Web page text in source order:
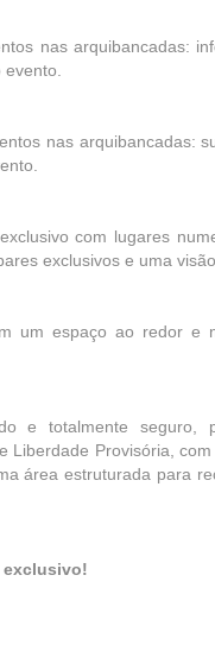
nas arquibancadas:
nas arquibancadas:
com lugares
exclusivos e uma
um espaço ao redor e
e totalmente seguro,
Provisória,
área estruturada para
exclusivo!